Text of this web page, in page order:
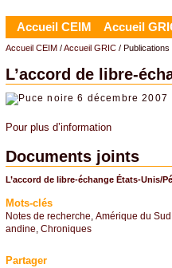
Accueil CEIM Accueil
Accueil CEIM/Accueil GRIC/ Publications
L’accord de libre-
6 décembre
Pour plus d’information
Documents joints
L’accord de libre-échange États-Unis/
Mots-clés
Notes de recherche Amérique du Sud
andine Chroniques
Partager